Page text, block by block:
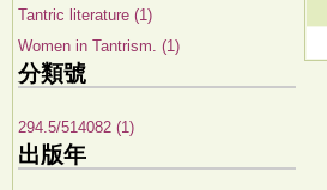
Tantric literature (1)
Women in Tantrism. (1)
分類號
294.5/514082 (1)
出版年